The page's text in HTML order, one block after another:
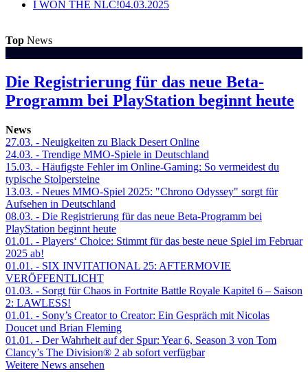
I WON THE NLC!04.03.2025
Top News
Die Registrierung für das neue Beta-
Programm bei PlayStation beginnt heute
News
27.03. - Neuigkeiten zu Black Desert Online
24.03. - Trendige MMO-Spiele in Deutschland
15.03. - Häufigste Fehler im Online-Gaming: So vermeidest du
typische Stolpersteine
13.03. - Neues MMO-Spiel 2025: "Chrono Odyssey" sorgt für
Aufsehen in Deutschland
08.03. - Die Registrierung für das neue Beta-Programm bei
PlayStation beginnt heute
01.01. - Players‘ Choice: Stimmt für das beste neue Spiel im Februar
2025 ab!
01.01. - SIX INVITATIONAL 25: AFTERMOVIE
VERÖFFENTLICHT
01.03. - Sorgt für Chaos in Fortnite Battle Royale Kapitel 6 – Saison
2: LAWLESS!
01.01. - Sony’s Creator to Creator: Ein Gespräch mit Nicolas
Doucet und Brian Fleming
01.01. - Der Wahrheit auf der Spur: Year 6, Season 3 von Tom
Clancy’s The Division® 2 ab sofort verfügbar
Weitere News ansehen